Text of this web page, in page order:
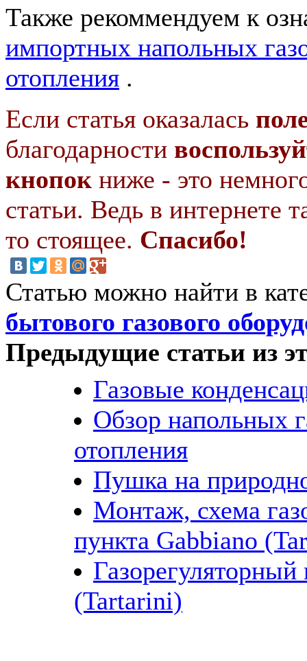
Также рекоммендуем к
импортных напольных
отопления .
Если статья оказалась
благодарности
кнопок ниже - это
статьи. Ведь в интернете
то стоящее. Спасибо!
Статью можно найти в
бытового газового
Предыдущие статьи из
Газовые
Обзор напольных
отопления
Пушка на
Монтаж, схема
пункта Gabbiano
(Tartarini)